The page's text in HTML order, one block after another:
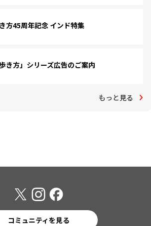
方45周年記念 インド特集
歩き方」シリーズ広告のご案内
もっと見る
コミュニティを見る